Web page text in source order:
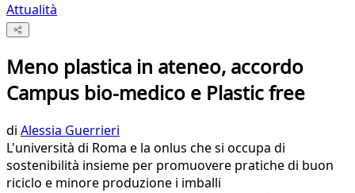
Attualità
Meno plastica in ateneo, accordo
Campus bio-medico e Plastic free
di Alessia Guerrieri
L'università di Roma e la onlus che si occupa di
sostenibilità insieme per promuovere pratiche di buon
riciclo e minore produzione i imballi